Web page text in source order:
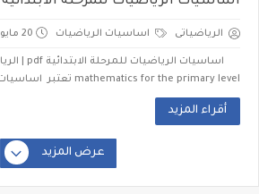
الرياضياتى اساسيات الرياضيات 20 مايو 2023
mathematics for the primary level تعتبر اساسيات الرياضيات للمرح...
أقراء المزيد
عرض المزيد